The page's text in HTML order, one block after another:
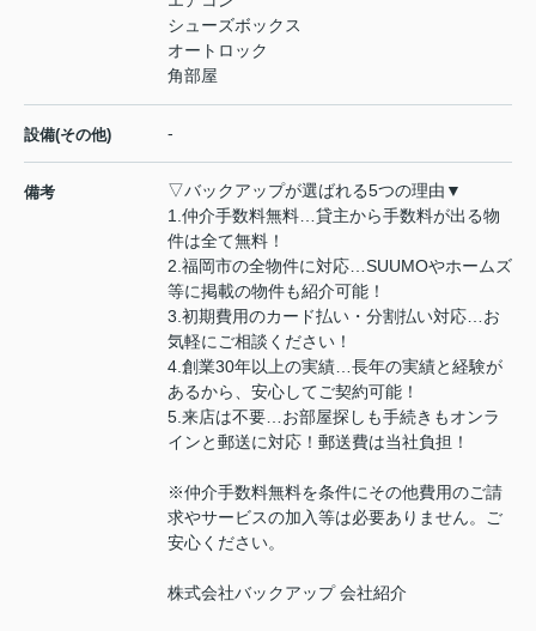
シューズボックス
オートロック
角部屋
設備(その他) -
備考
▽バックアップが選ばれる5つの理由▼
1.仲介手数料無料…貸主から手数料が出る物
件は全て無料！
2.福岡市の全物件に対応…SUUMOやホームズ
等に掲載の物件も紹介可能！
3.初期費用のカード払い・分割払い対応…お
気軽にご相談ください！
4.創業30年以上の実績…長年の実績と経験が
あるから、安心してご契約可能！
5.来店は不要…お部屋探しも手続きもオンラ
インと郵送に対応！郵送費は当社負担！
※仲介手数料無料を条件にその他費用のご請
求やサービスの加入等は必要ありません。ご
安心ください。
株式会社バックアップ 会社紹介